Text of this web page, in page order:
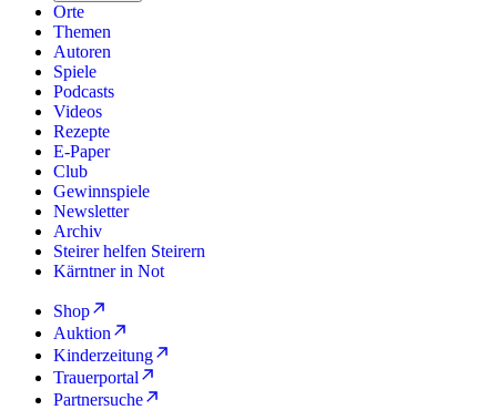
Orte
Themen
Autoren
Spiele
Podcasts
Videos
Rezepte
E-Paper
Club
Gewinnspiele
Newsletter
Archiv
Steirer helfen Steirern
Kärntner in Not
Shop
Auktion
Kinderzeitung
Trauerportal
Partnersuche